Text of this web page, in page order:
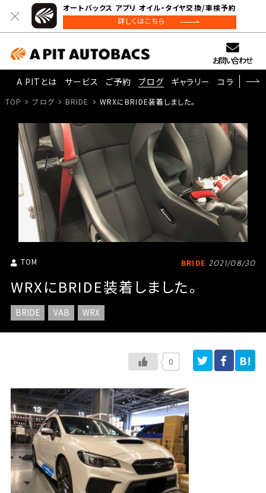
オートバックス アプリ オイル・タイヤ交換/車検予約
詳しくはこちら
お問い合わせ
A PITとは
サービス ご予約 ブログ ギャラリー コラム
TOP ブログ BRIDE WRXにBRIDE装着しました。
TOM BRIDE 2021/08/30
WRXにBRIDE装着しました。
BRIDE VAB WRX
0